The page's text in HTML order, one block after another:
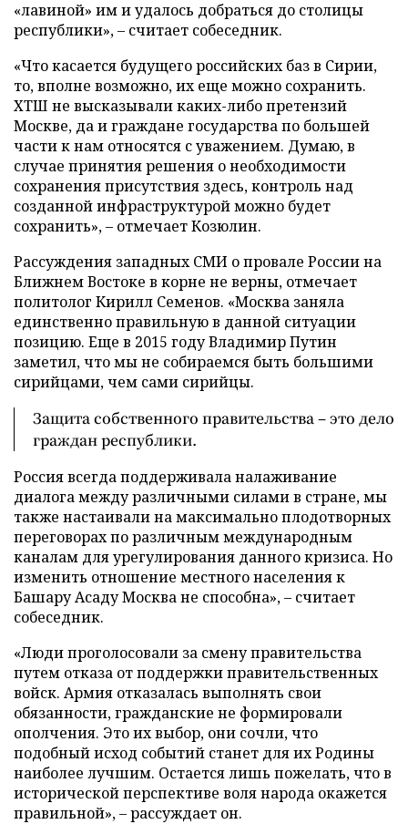
«лавиной» им и удалось добраться до столицы
республики», – считает собеседник.
«Что касается будущего российских баз в Сирии,
то, вполне возможно, их еще можно сохранить.
ХТШ не высказывали каких-либо претензий
Москве, да и граждане государства по большей
части к нам относятся с уважением. Думаю, в
случае принятия решения о необходимости
сохранения присутствия здесь, контроль над
созданной инфраструктурой можно будет
сохранить», – отмечает Козюлин.
Рассуждения западных СМИ о провале России на
Ближнем Востоке в корне не верны, отмечает
политолог Кирилл Семенов. «Москва заняла
единственно правильную в данной ситуации
позицию. Еще в 2015 году Владимир Путин
заметил, что мы не собираемся быть большими
сирийцами, чем сами сирийцы.
Защита собственного правительства – это дело
граждан республики.
Россия всегда поддерживала налаживание
диалога между различными силами в стране, мы
также настаивали на максимально плодотворных
переговорах по различным международным
каналам для урегулирования данного кризиса. Но
изменить отношение местного населения к
Башару Асаду Москва не способна», – считает
собеседник.
«Люди проголосовали за смену правительства
путем отказа от поддержки правительственных
войск. Армия отказалась выполнять свои
обязанности, гражданские не формировали
ополчения. Это их выбор, они сочли, что
подобный исход событий станет для их Родины
наиболее лучшим. Остается лишь пожелать, что в
исторической перспективе воля народа окажется
правильной», – рассуждает он.